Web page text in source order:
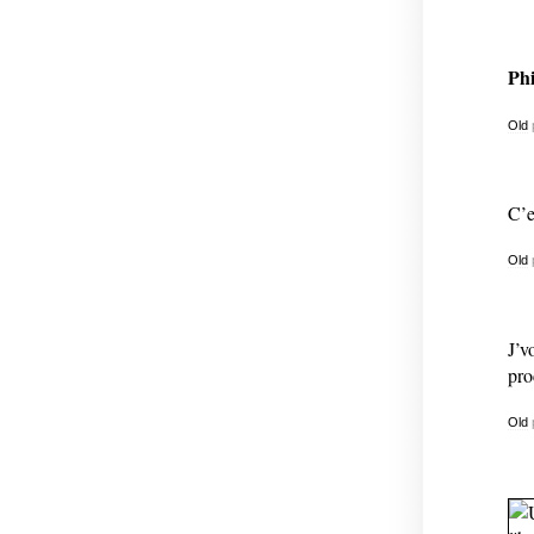
Old
Old
Old